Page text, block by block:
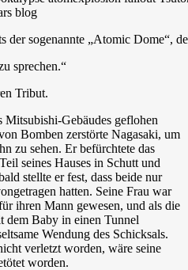
der sogenannte „Atomic Dome“,
sprechen.“
Tribut.
Mitsubishi-Gebäudes geflohen
Bomben zerstörte Nagasaki, um
zu sehen. Er befürchtete das
seines Hauses in Schutt und
stellte er fest, dass beide nur
hatten. Seine Frau war
ihren Mann gewesen, und als die
dem Baby in einen Tunnel
Wendung des Schicksals.
verletzt worden, wäre seine
worden.